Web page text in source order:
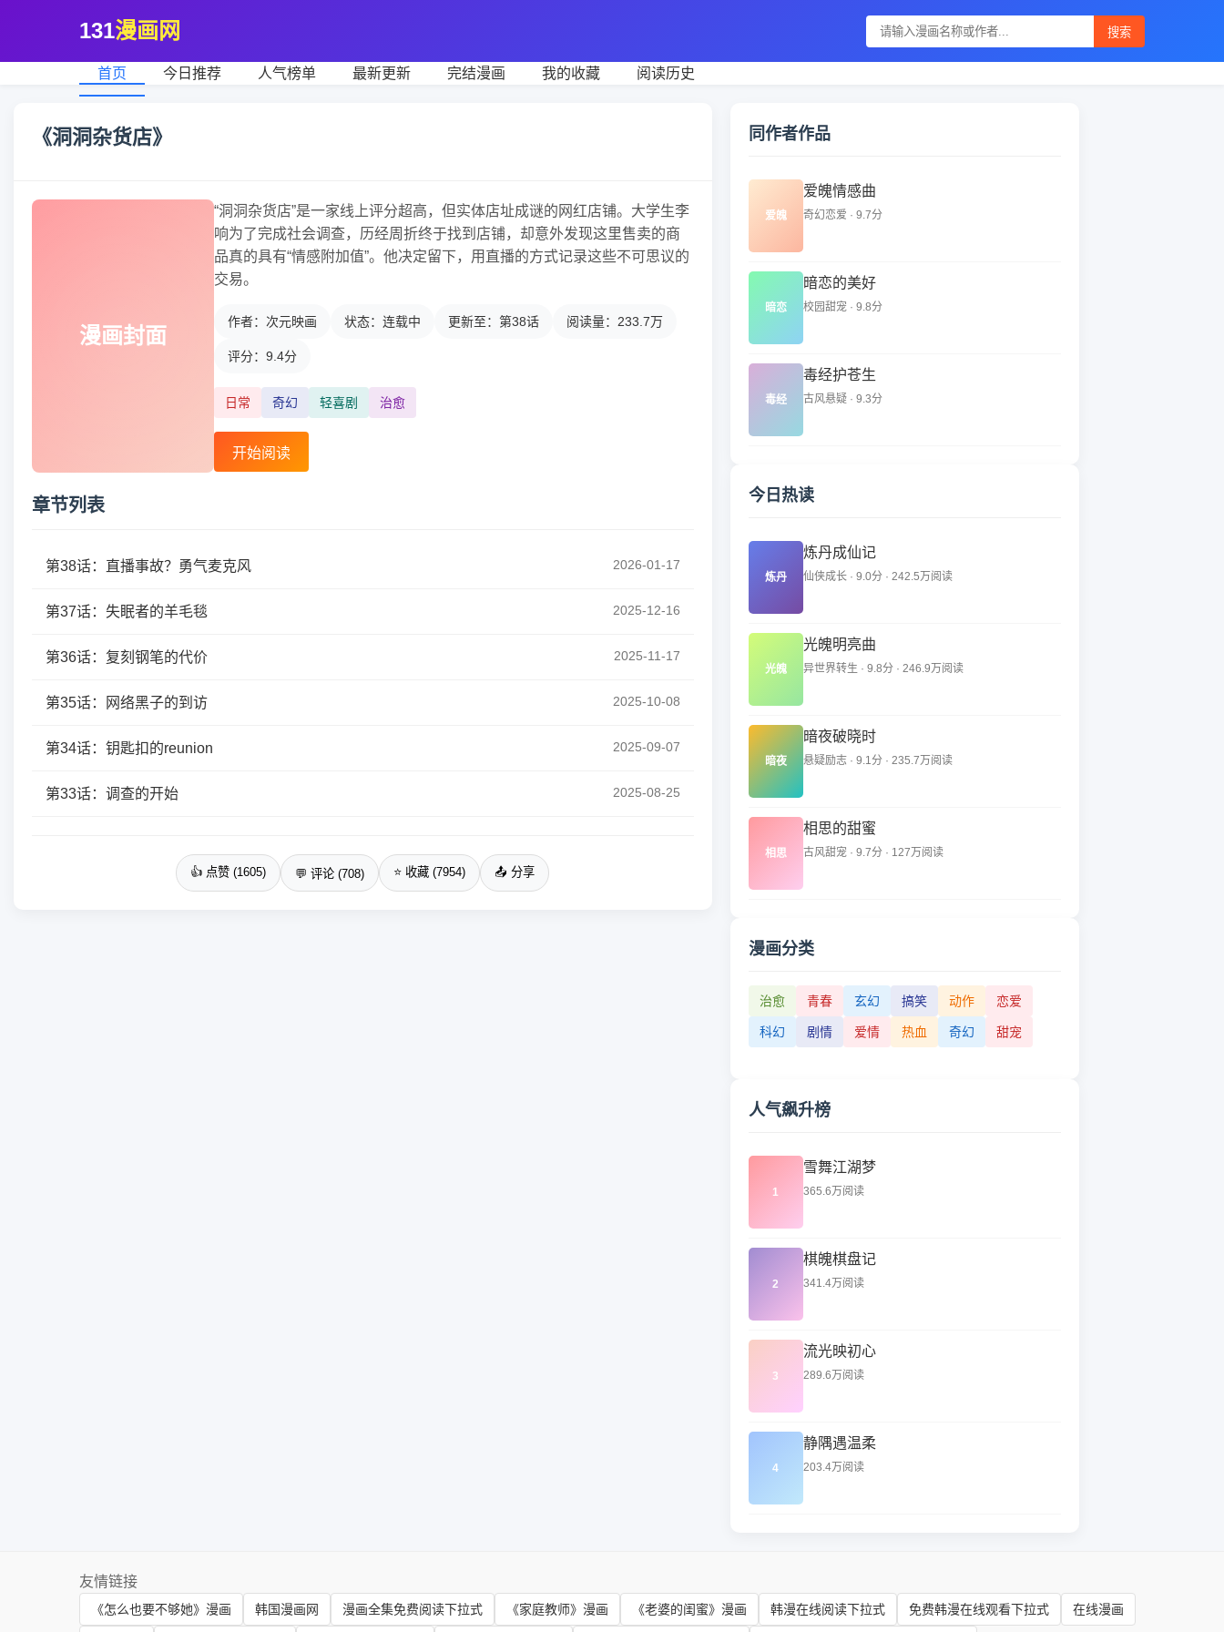
131漫画网 搜索
首页 今日推荐 人气榜单 最新更新 完结漫画 我的收藏 阅读历史
《洞洞杂货店》
漫画封面
“洞洞杂货店”是一家线上评分超高，但实体店址成谜的网红店铺。大学生李
响为了完成社会调查，历经周折终于找到店铺，却意外发现这里售卖的商
品真的具有“情感附加值”。他决定留下，用直播的方式记录这些不可思议的
交易。
作者：次元映画 状态：连载中 更新至：第38话 阅读量：233.7万
评分：9.4分
日常 奇幻 轻喜剧 治愈
开始阅读
章节列表
第38话：直播事故？勇气麦克风 2026-01-17
第37话：失眠者的羊毛毯 2025-12-16
第36话：复刻钢笔的代价 2025-11-17
第35话：网络黑子的到访 2025-10-08
第34话：钥匙扣的reunion 2025-09-07
第33话：调查的开始 2025-08-25
👍 点赞 (1605) 💬 评论 (708) ⭐ 收藏 (7954) 📤 分享
今日热读
炼丹
炼丹成仙记
仙侠成长 · 9.0分 · 242.5万阅读
光魄
光魄明亮曲
异世界转生 · 9.8分 · 246.9万阅读
暗夜
暗夜破晓时
悬疑励志 · 9.1分 · 235.7万阅读
相思
相思的甜蜜
古风甜宠 · 9.7分 · 127万阅读
漫画分类
治愈 青春 玄幻 搞笑 动作 恋爱
科幻 剧情 爱情 热血 奇幻 甜宠
人气飙升榜
1
雪舞江湖梦
365.6万阅读
2
棋魄棋盘记
341.4万阅读
3
流光映初心
289.6万阅读
4
静隅遇温柔
203.4万阅读
同作者作品
爱魄
爱魄情感曲
奇幻恋爱 · 9.7分
暗恋
暗恋的美好
校园甜宠 · 9.8分
毒经
毒经护苍生
古风悬疑 · 9.3分
友情链接
《怎么也要不够她》漫画 韩国漫画网 漫画全集免费阅读下拉式 《家庭教师》漫画 《老婆的闺蜜》漫画 韩漫在线阅读下拉式 免费韩漫在线观看下拉式 在线漫画